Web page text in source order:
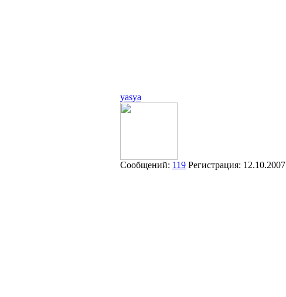
yasya
Сообщений: 119 Регистрация: 12.10.2007